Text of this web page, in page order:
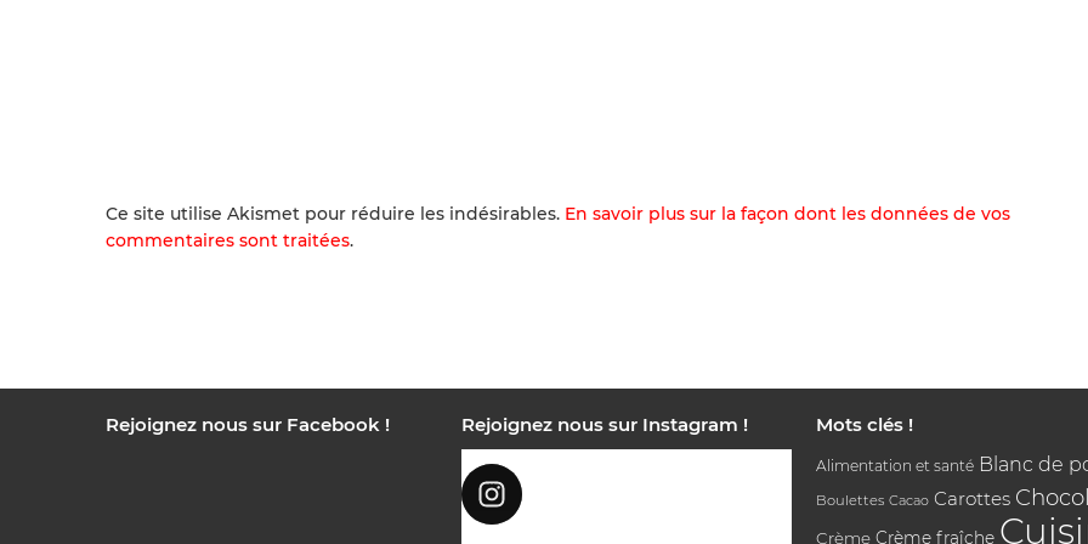
Ce site utilise Akismet pour réduire les indésirables. En savoir plus sur la façon dont les données de vos
commentaires sont traitées.
Rejoignez nous sur Facebook ! Rejoignez nous sur Instagram ! Mots clés !
Alimentation et santé Blanc de
Boulettes Cacao Carottes
Crème Crème fraîche